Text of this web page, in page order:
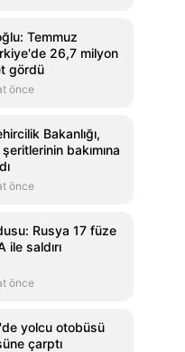
Temmuz
26,7 milyon
gördü
önce
Bakanlığı,
şeritlerinin bakımına
önce
Rusya 17 füze
ile saldırı
önce
yolcu otobüsü
çarptı